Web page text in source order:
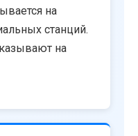
на
станций.
на